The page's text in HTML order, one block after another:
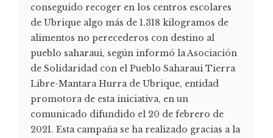
conseguido recoger en los centros escolares
de Ubrique algo más de 1.318 kilogramos de
alimentos no perecederos con destino al
pueblo saharaui, según informó la Asociación
de Solidaridad con el Pueblo Saharaui Tierra
Libre-Mantara Hurra de Ubrique, entidad
promotora de esta iniciativa, en un
comunicado difundido el 20 de febrero de
2021. Esta campaña se ha realizado gracias a la